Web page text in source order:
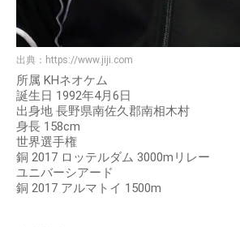
出典： https://www.jiji.com
所属 KHネオケム
誕生日 1992年4月6日
出身地 長野県南佐久郡南相木村
身長 158cm
世界選手権
銅 2017 ロッテルダム 3000mリレー
ユニバーシアード
銅 2017 アルマトイ 1500m